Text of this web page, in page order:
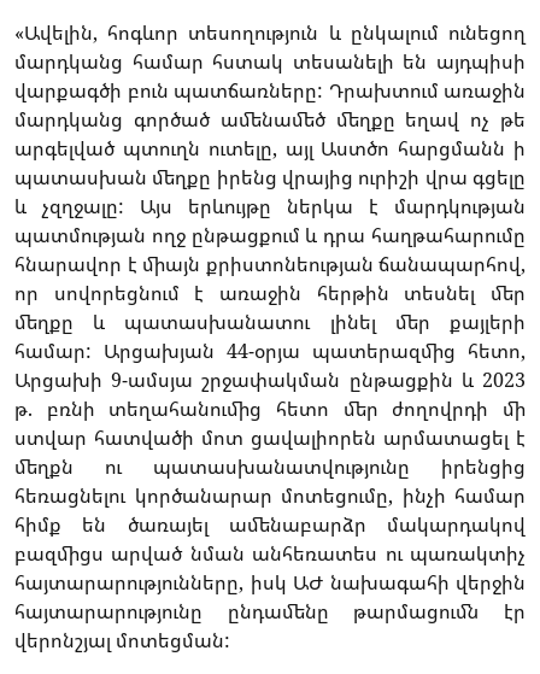
«Ավելին, հոգևոր տեսողություն և ընկալում ունեցող
մարդկանց համար հստակ տեսանելի են այդպիսի
վարքագծի բուն պատճառները: Դրախտում առաջին
մարդկանց գործած ամենամեծ մեղքը եղավ ոչ թե
արգելված պտուղն ուտելը, այլ Աստծո հարցմանն ի
պատասխան մեղքը իրենց վրայից ուրիշի վրա գցելը
և չզղջալը: Այս երևույթը ներկա է մարդկության
պատմության ողջ ընթացքում և դրա հաղթահարումը
հնարավոր է միայն քրիստոնեության ճանապարհով,
որ սովորեցնում է առաջին հերթին տեսնել մեր
մեղքը և պատասխանատու լինել մեր քայլերի
համար: Արցախյան 44-օրյա պատերազմից հետո,
Արցախի 9-ամսյա շրջափակման ընթացքին և 2023
թ. բռնի տեղահանումից հետո մեր ժողովրդի մի
ստվար հատվածի մոտ ցավալիորեն արմատացել է
մեղքն ու պատասխանատվությունը իրենցից
հեռացնելու կործանարար մոտեցումը, ինչի համար
հիմք են ծառայել ամենաբարձր մակարդակով
բազմիցս արված նման անհեռատես ու պառակտիչ
հայտարարությունները, իսկ ԱԺ նախագահի վերջին
հայտարարությունը ընդամենը թարմացումն էր
վերոնշյալ մոտեցման: